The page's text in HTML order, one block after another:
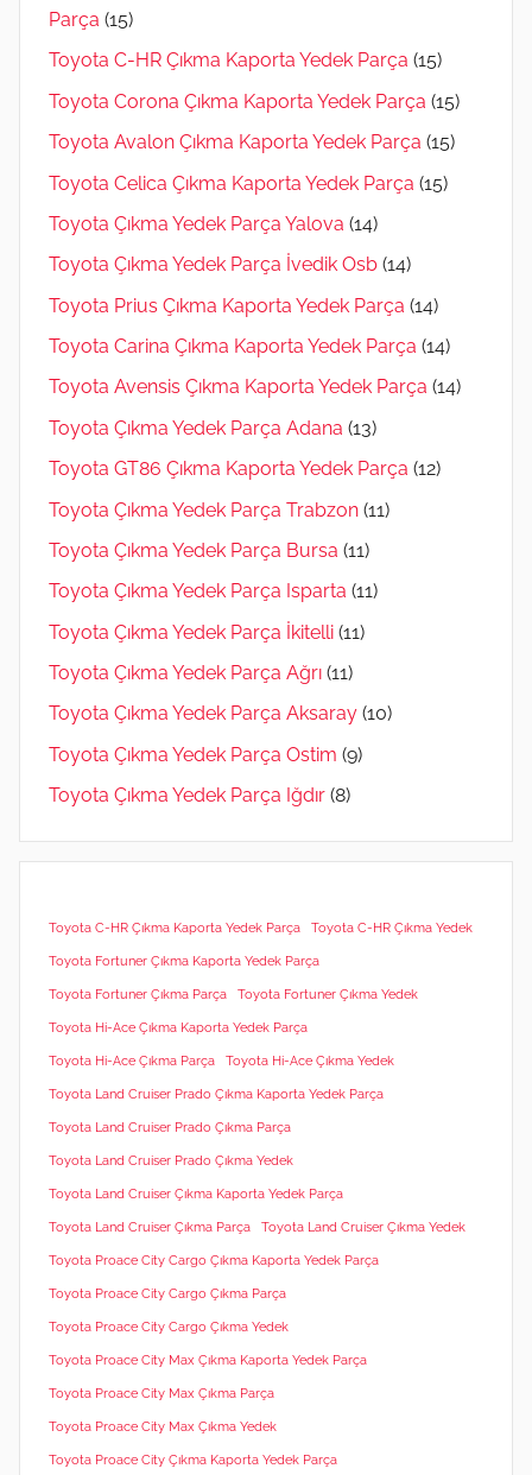
Parça (15)
Toyota C-HR Çıkma Kaporta Yedek Parça (15)
Toyota Corona Çıkma Kaporta Yedek Parça (15)
Toyota Avalon Çıkma Kaporta Yedek Parça (15)
Toyota Celica Çıkma Kaporta Yedek Parça (15)
Toyota Çıkma Yedek Parça Yalova (14)
Toyota Çıkma Yedek Parça İvedik Osb (14)
Toyota Prius Çıkma Kaporta Yedek Parça (14)
Toyota Carina Çıkma Kaporta Yedek Parça (14)
Toyota Avensis Çıkma Kaporta Yedek Parça (14)
Toyota Çıkma Yedek Parça Adana (13)
Toyota GT86 Çıkma Kaporta Yedek Parça (12)
Toyota Çıkma Yedek Parça Trabzon (11)
Toyota Çıkma Yedek Parça Bursa (11)
Toyota Çıkma Yedek Parça Isparta (11)
Toyota Çıkma Yedek Parça İkitelli (11)
Toyota Çıkma Yedek Parça Ağrı (11)
Toyota Çıkma Yedek Parça Aksaray (10)
Toyota Çıkma Yedek Parça Ostim (9)
Toyota Çıkma Yedek Parça Iğdır (8)
Toyota C-HR Çıkma Kaporta Yedek Parça Toyota C-HR Çıkma Yedek
Toyota Fortuner Çıkma Kaporta Yedek Parça
Toyota Fortuner Çıkma Parça Toyota Fortuner Çıkma Yedek
Toyota Hi-Ace Çıkma Kaporta Yedek Parça
Toyota Hi-Ace Çıkma Parça Toyota Hi-Ace Çıkma Yedek
Toyota Land Cruiser Prado Çıkma Kaporta Yedek Parça
Toyota Land Cruiser Prado Çıkma Parça
Toyota Land Cruiser Prado Çıkma Yedek
Toyota Land Cruiser Çıkma Kaporta Yedek Parça
Toyota Land Cruiser Çıkma Parça Toyota Land Cruiser Çıkma Yedek
Toyota Proace City Cargo Çıkma Kaporta Yedek Parça
Toyota Proace City Cargo Çıkma Parça
Toyota Proace City Cargo Çıkma Yedek
Toyota Proace City Max Çıkma Kaporta Yedek Parça
Toyota Proace City Max Çıkma Parça
Toyota Proace City Max Çıkma Yedek
Toyota Proace City Çıkma Kaporta Yedek Parça